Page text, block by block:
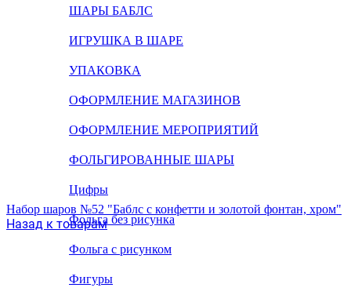
ШАРЫ БАБЛС
ИГРУШКА В ШАРЕ
УПАКОВКА
ОФОРМЛЕНИЕ МАГАЗИНОВ
ОФОРМЛЕНИЕ МЕРОПРИЯТИЙ
ФОЛЬГИРОВАННЫЕ ШАРЫ
Цифры
Фольга без рисунка
Фольга с рисунком
Фигуры
Набор шаров №52 "Баблс с конфетти и золотой фонтан, хром"
Назад к товарам